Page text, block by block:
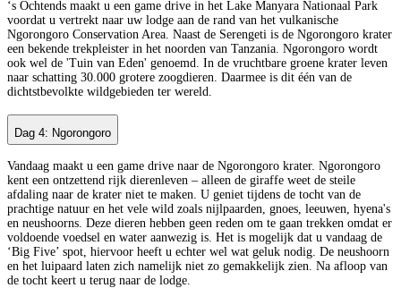
‘s Ochtends maakt u een game drive in het Lake Manyara Nationaal Park
voordat u vertrekt naar uw lodge aan de rand van het vulkanische
Ngorongoro Conservation Area. Naast de Serengeti is de Ngorongoro krater
een bekende trekpleister in het noorden van Tanzania. Ngorongoro wordt
ook wel de 'Tuin van Eden' genoemd. In de vruchtbare groene krater leven
naar schatting 30.000 grotere zoogdieren. Daarmee is dit één van de
dichtstbevolkte wildgebieden ter wereld.
Dag 4: Ngorongoro
Vandaag maakt u een game drive naar de Ngorongoro krater. Ngorongoro
kent een ontzettend rijk dierenleven – alleen de giraffe weet de steile
afdaling naar de krater niet te maken. U geniet tijdens de tocht van de
prachtige natuur en het vele wild zoals nijlpaarden, gnoes, leeuwen, hyena's
en neushoorns. Deze dieren hebben geen reden om te gaan trekken omdat er
voldoende voedsel en water aanwezig is. Het is mogelijk dat u vandaag de
‘Big Five’ spot, hiervoor heeft u echter wel wat geluk nodig. De neushoorn
en het luipaard laten zich namelijk niet zo gemakkelijk zien. Na afloop van
de tocht keert u terug naar de lodge.